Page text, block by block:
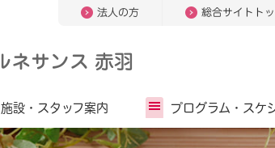
法人の方 総合サイトト
ネサンス 赤羽
施設・ スタッフ案内 プログラム・ スケ